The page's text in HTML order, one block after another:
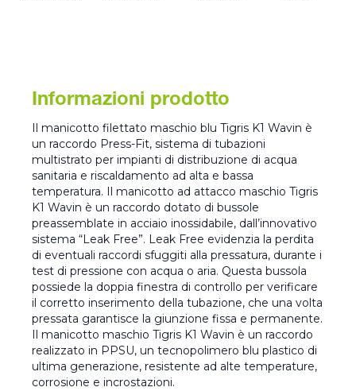
Informazioni prodotto
Il manicotto filettato maschio blu Tigris K1 Wavin è
un raccordo Press-Fit, sistema di tubazioni
multistrato per impianti di distribuzione di acqua
sanitaria e riscaldamento ad alta e bassa
temperatura. Il manicotto ad attacco maschio Tigris
K1 Wavin è un raccordo dotato di bussole
preassemblate in acciaio inossidabile, dall’innovativo
sistema “Leak Free”. Leak Free evidenzia la perdita
di eventuali raccordi sfuggiti alla pressatura, durante i
test di pressione con acqua o aria. Questa bussola
possiede la doppia finestra di controllo per verificare
il corretto inserimento della tubazione, che una volta
pressata garantisce la giunzione fissa e permanente.
Il manicotto maschio Tigris K1 Wavin è un raccordo
realizzato in PPSU, un tecnopolimero blu plastico di
ultima generazione, resistente ad alte temperature,
corrosione e incrostazioni.